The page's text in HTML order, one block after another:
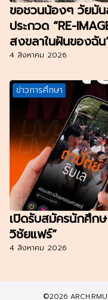
ขอชวนน้องๆ วัยมัน
ประกวด “RE-
สงขลาในฝันของฉัน
4 สิงหาคม 2026
ข่าวการศึกษา
เปิดรับสมัครนักศึก
วิชัยแฟร์”
4 สิงหาคม 2026
©2026